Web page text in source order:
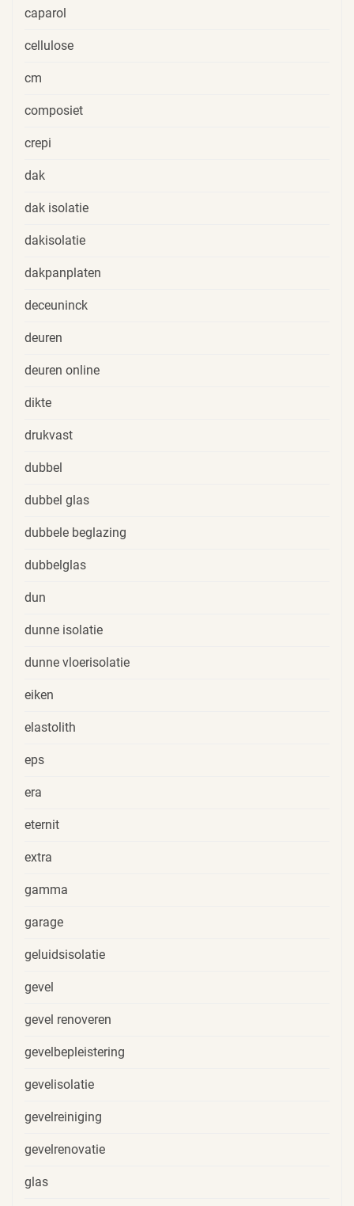
caparol
cellulose
cm
composiet
crepi
dak
dak isolatie
dakisolatie
dakpanplaten
deceuninck
deuren
deuren online
dikte
drukvast
dubbel
dubbel glas
dubbele beglazing
dubbelglas
dun
dunne isolatie
dunne vloerisolatie
eiken
elastolith
eps
era
eternit
extra
gamma
garage
geluidsisolatie
gevel
gevel renoveren
gevelbepleistering
gevelisolatie
gevelreiniging
gevelrenovatie
glas